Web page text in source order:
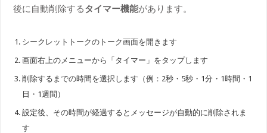
後に自動削除するタイマー機能があります。
シークレットトークのトーク画面を開きます
画面右上のメニューから「タイマー」をタップします
削除するまでの時間を選択します（例：2秒・5秒・1分・1時間・1
日・1週間）
設定後、その時間が経過するとメッセージが自動的に削除されま
す